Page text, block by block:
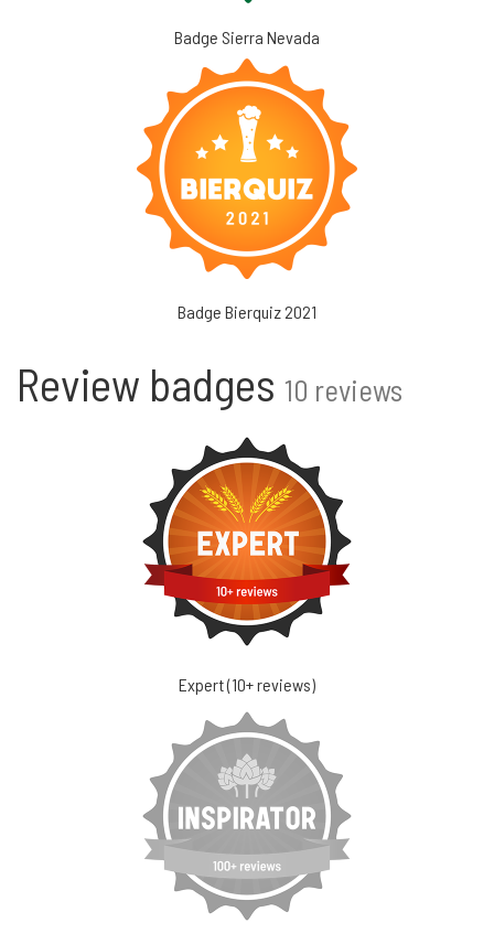
Badge Sierra Nevada
Badge Bierquiz 2021
Review badges 10 reviews
Expert (10+ reviews)